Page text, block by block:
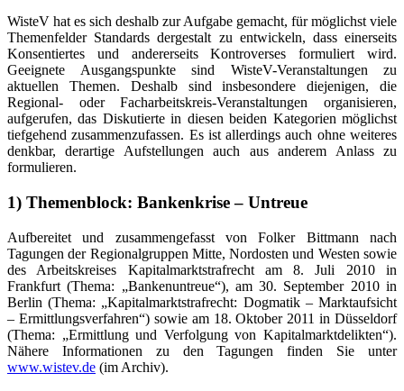
WisteV hat es sich deshalb zur Aufgabe gemacht, für möglichst viele
Themenfelder Standards dergestalt zu entwickeln, dass einerseits
Konsentiertes und andererseits Kontroverses formuliert wird.
Geeignete Ausgangspunkte sind WisteV-Veranstaltungen zu
aktuellen Themen. Deshalb sind insbesondere diejenigen, die
Regional- oder Facharbeitskreis-Veranstaltungen organisieren,
aufgerufen, das Diskutierte in diesen beiden Kategorien möglichst
tiefgehend zusammenzufassen. Es ist allerdings auch ohne weiteres
denkbar, derartige Aufstellungen auch aus anderem Anlass zu
formulieren.
1) Themenblock: Bankenkrise – Untreue
Aufbereitet und zusammengefasst von Folker Bittmann nach
Tagungen der Regionalgruppen Mitte, Nordosten und Westen sowie
des Arbeitskreises Kapitalmarktstrafrecht am 8. Juli 2010 in
Frankfurt (Thema: „Bankenuntreue“), am 30. September 2010 in
Berlin (Thema: „Kapitalmarktstrafrecht: Dogmatik – Marktaufsicht
– Ermittlungsverfahren“) sowie am 18. Oktober 2011 in Düsseldorf
(Thema: „Ermittlung und Verfolgung von Kapitalmarktdelikten“).
Nähere Informationen zu den Tagungen finden Sie unter
www.wistev.de (im Archiv).